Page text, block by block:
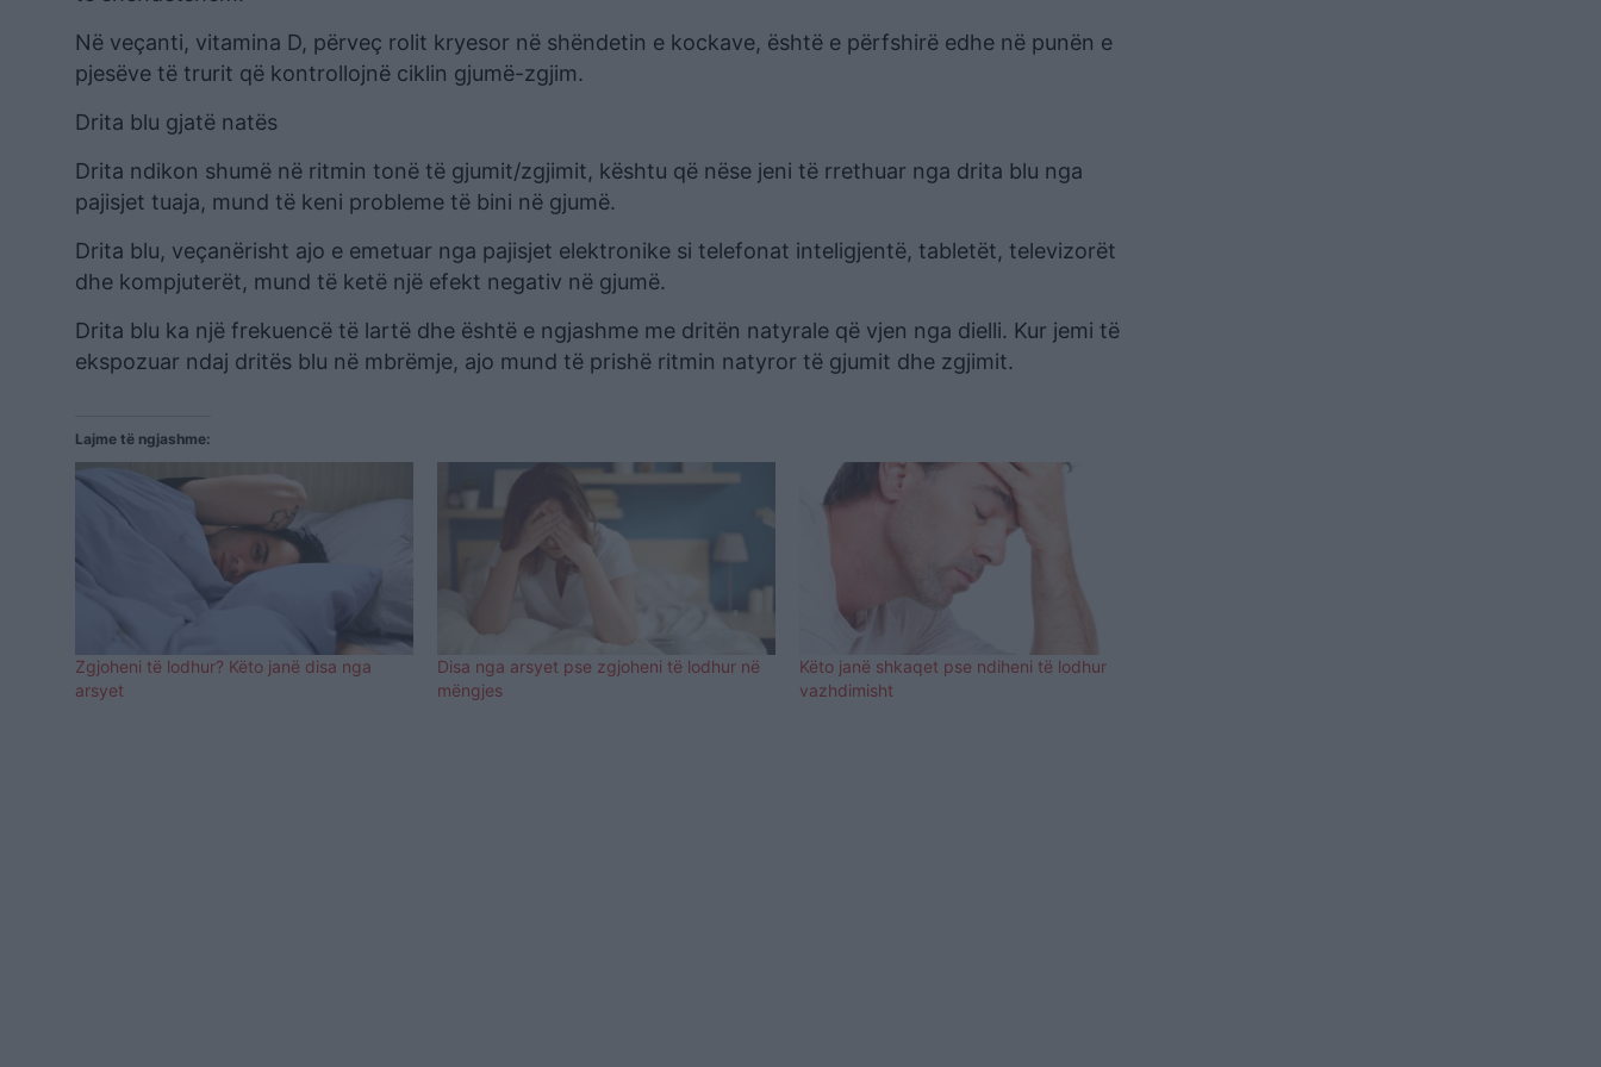
Në veçanti, vitamina D, përveç rolit kryesor në shëndetin e kockave, është e përfshirë edhe në punën e
pjesëve të trurit që kontrollojnë ciklin gjumë-zgjim.
Drita blu gjatë natës
Drita ndikon shumë në ritmin tonë të gjumit/zgjimit, kështu që nëse jeni të rrethuar nga drita blu nga
pajisjet tuaja, mund të keni probleme të bini në gjumë.
Drita blu, veçanërisht ajo e emetuar nga pajisjet elektronike si telefonat inteligjentë, tabletët, televizorët
dhe kompjuterët, mund të ketë një efekt negativ në gjumë.
Drita blu ka një frekuencë të lartë dhe është e ngjashme me dritën natyrale që vjen nga dielli. Kur jemi të
ekspozuar ndaj dritës blu në mbrëmje, ajo mund të prishë ritmin natyror të gjumit dhe zgjimit.
Lajme të ngjashme:
Zgjoheni të lodhur? Këto janë disa nga
arsyet
Disa nga arsyet pse zgjoheni të lodhur në
mëngjes
Këto janë shkaqet pse ndiheni të lodhur
vazhdimisht